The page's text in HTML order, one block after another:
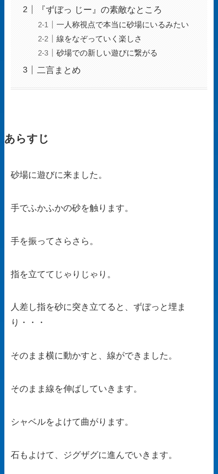
『ずぼっ じー』の素敵なところ
一人称視点で本当に砂場にいるみたい
線をなぞっていく楽しさ
砂場での新しい遊びに繋がる
二言まとめ
あらすじ
砂場に遊びに来ました。
手でふかふかの砂を触ります。
手を振ってさらさら。
指を立ててじゃりじゃり。
人差し指を砂に突き立てると、ずぼっと埋ま
り・・・
そのまま横に動かすと、線ができました。
そのまま線を伸ばしていきます。
シャベルをよけて曲がります。
石もよけて、ジグザグに進んでいきます。